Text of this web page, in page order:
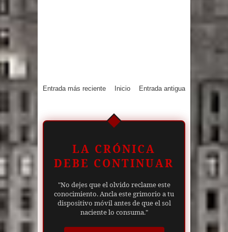
Entrada más reciente Entrada antigua
Inicio
LA CRÓNICA
DEBE CONTINUAR
"No dejes que el olvido reclame este
conocimiento. Ancla este grimorio a tu
dispositivo móvil antes de que el sol
naciente lo consuma."